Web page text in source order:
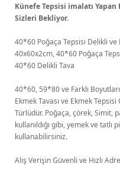
Künefe Tepsisi imalatı
Sizleri Bekliyor.
40*60 Poğaça Tepsisi Delikli ve
40x60x2cm, 40*60 Poğaça
40*60 Delikli Tava
40*60, 59*80 ve Farklı
Ekmek Tavası ve Ekmek
Türlüdür. Poğaça, çörek, Simit,
kullanıldığı gibi, yemek ve tatlı
kullanabilirsiniz.
Alış Verişin Güvenli ve Hızlı